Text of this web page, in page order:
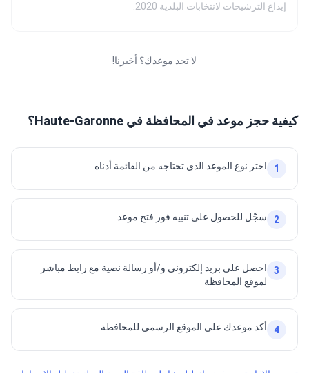
إيداع الترشيحات لانتخابات البلدية 2020.
لا تجد موعدك؟ أخبرنا!
كيفية حجز موعد في المحافظة في Haute-Garonne؟
1 اختر نوع الموعد الذي تحتاجه من القائمة أدناه
2 سجّل للحصول على تنبيه فور فتح موعد
3
احصل على بريد إلكتروني و/أو رسالة نصية مع رابط مباشر
لموقع المحافظة
4 أكد موعدك على الموقع الرسمي للمحافظة